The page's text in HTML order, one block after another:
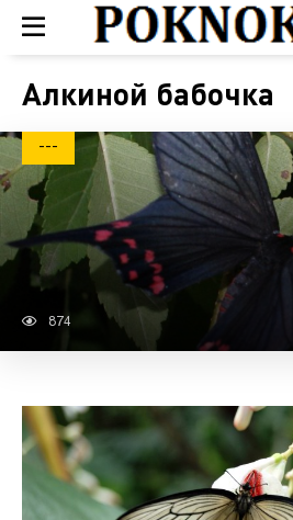
Алкиной бабочка
---
874